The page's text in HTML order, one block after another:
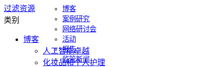
博客
案例研究
网络研讨会
活动
报告
监管新闻
过滤资源
类别
博客
人工智能卓越
化妆品和个人护理